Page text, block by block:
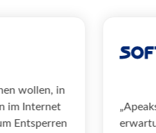
machen wollen, in
im Internet
zum Entsperren